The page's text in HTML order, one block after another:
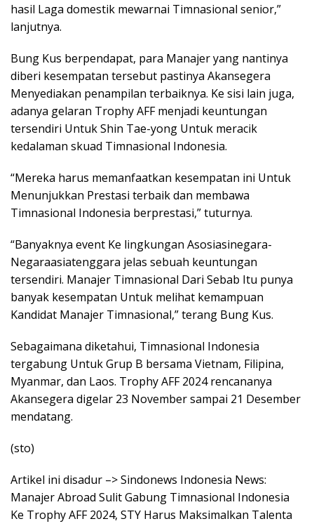
hasil Laga domestik mewarnai Timnasional senior,”
lanjutnya.
Bung Kus berpendapat, para Manajer yang nantinya
diberi kesempatan tersebut pastinya Akansegera
Menyediakan penampilan terbaiknya. Ke sisi lain juga,
adanya gelaran Trophy AFF menjadi keuntungan
tersendiri Untuk Shin Tae-yong Untuk meracik
kedalaman skuad Timnasional Indonesia.
“Mereka harus memanfaatkan kesempatan ini Untuk
Menunjukkan Prestasi terbaik dan membawa
Timnasional Indonesia berprestasi,” tuturnya.
“Banyaknya event Ke lingkungan Asosiasinegara-
Negaraasiatenggara jelas sebuah keuntungan
tersendiri. Manajer Timnasional Dari Sebab Itu punya
banyak kesempatan Untuk melihat kemampuan
Kandidat Manajer Timnasional,” terang Bung Kus.
Sebagaimana diketahui, Timnasional Indonesia
tergabung Untuk Grup B bersama Vietnam, Filipina,
Myanmar, dan Laos. Trophy AFF 2024 rencananya
Akansegera digelar 23 November sampai 21 Desember
mendatang.
(sto)
Artikel ini disadur –> Sindonews Indonesia News:
Manajer Abroad Sulit Gabung Timnasional Indonesia
Ke Trophy AFF 2024, STY Harus Maksimalkan Talenta